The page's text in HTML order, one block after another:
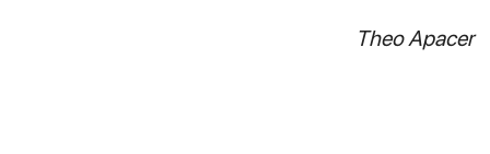
Theo Apacer